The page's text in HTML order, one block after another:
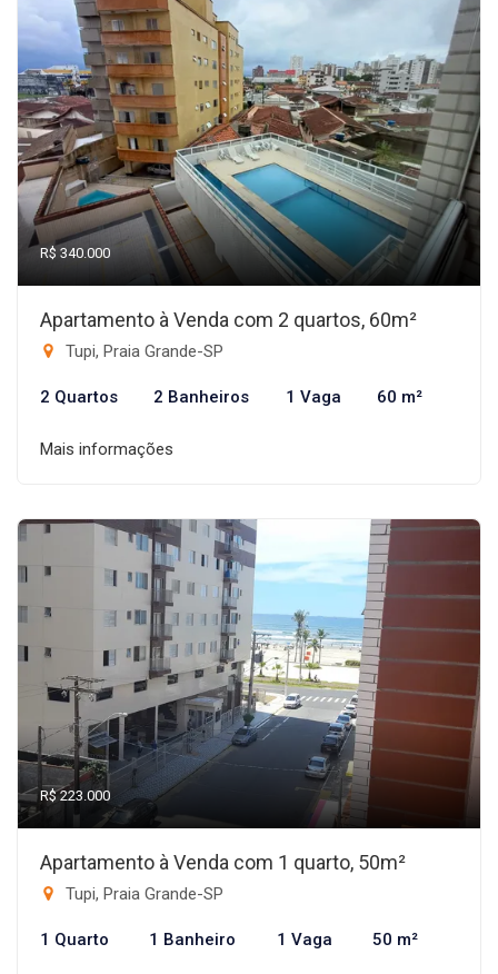
R$ 340.000
Apartamento à Venda com 2 quartos, 60m²
Tupi, Praia Grande-SP
2 Quartos 2 Banheiros 1 Vaga 60 m²
Mais informações
R$ 223.000
Apartamento à Venda com 1 quarto, 50m²
Tupi, Praia Grande-SP
1 Quarto 1 Banheiro 1 Vaga 50 m²